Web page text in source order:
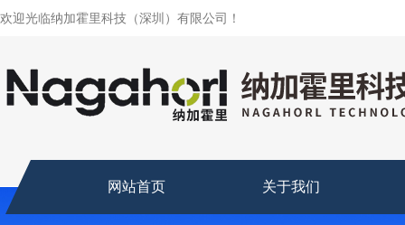
欢迎光临纳加霍里科技（深圳）有限公司！
网站首页 关于我们